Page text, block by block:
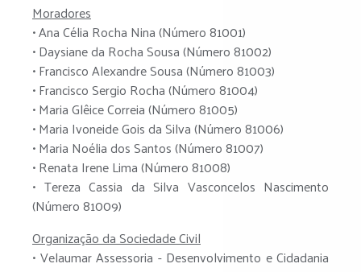
Moradores
• Ana Célia Rocha Nina (Número 81001)
• Daysiane da Rocha Sousa (Número 81002)
• Francisco Alexandre Sousa (Número 81003)
• Francisco Sergio Rocha (Número 81004)
• Maria Glêice Correia (Número 81005)
• Maria Ivoneide Gois da Silva (Número 81006)
• Maria Noélia dos Santos (Número 81007)
• Renata Irene Lima (Número 81008)
• Tereza Cassia da Silva Vasconcelos Nascimento
(Número 81009)
Organização da Sociedade Civil
• Velaumar Assessoria - Desenvolvimento e Cidadania